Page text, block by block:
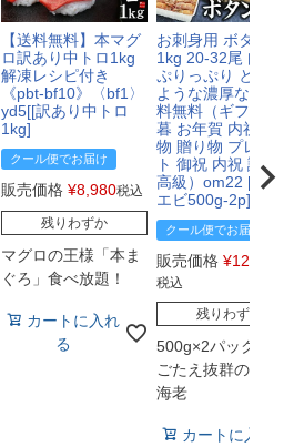
【送料無料】本マグ
ロ訳あり中トロ1kg
解凍レシピ付き
《pbt-bf10》〈bf1〉
yd5[[訳あり中トロ
1kg]
クール便でお届け
販売価格 ¥8,980税込
残りわずか
マグロの王様「本ま
ぐろ」食べ放題！
カートに入れ
る
お刺身用 ボタンエ
1kg 20-32尾 肉厚で
ぷりっぷり とろけ
ような濃厚な甘み
料無料（ギフト お
暮 お年賀 内祝 食べ
物 贈り物 プレゼン
ト 御祝 内祝 誕生日
高級）om22 [[ぼた
エビ500g-2p]
クール便でお届け
販売価格 ¥12,980
税込
残りわずか
500g×2パック！食
ごたえ抜群のボタ
海老
カートに入れ